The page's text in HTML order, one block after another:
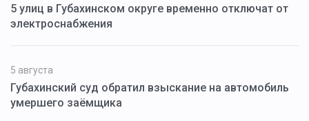
5 улиц в Губахинском округе временно отключат от
электроснабжения
5 августа
Губахинский суд обратил взыскание на автомобиль
умершего заёмщика